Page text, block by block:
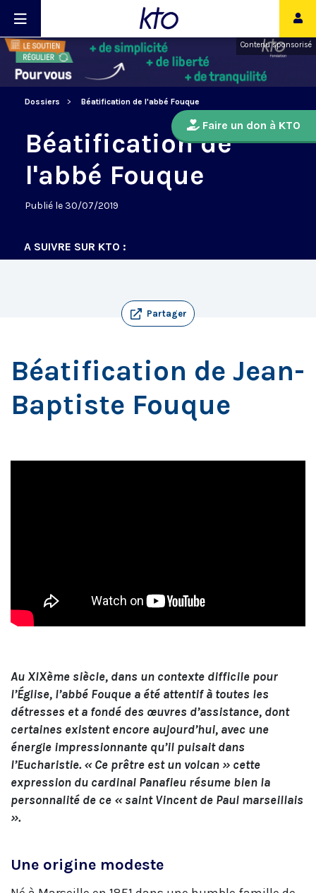
Contenu sponsorisé
Dossiers Béatification de l'abbé Fouque
Faire un don à KTO
Béatification de
l'abbé Fouque
Publié le 30/07/2019
A SUIVRE SUR KTO :
Partager
Béatification de Jean-
Baptiste Fouque
Au XIXème siècle, dans un contexte difficile pour
l’Église, l’abbé Fouque a été attentif à toutes les
détresses et a fondé des œuvres d’assistance, dont
certaines existent encore aujourd’hui, avec une
énergie impressionnante qu’il puisait dans
l’Eucharistie. « Ce prêtre est un volcan » cette
expression du cardinal Panafieu résume bien la
personnalité de ce « saint Vincent de Paul marseillais
».
Une origine modeste